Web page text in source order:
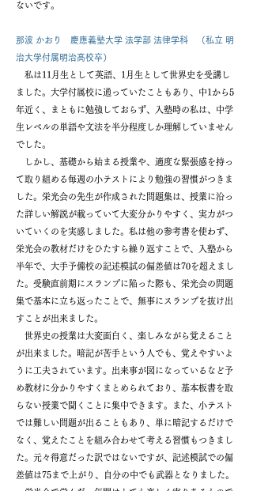
ないです。
那波 かおり 慶應義塾大学 法学部 法律学科 （私立 明
治大学付属明治高校卒）
私は11月生として英語、1月生として世界史を受講し
ました。大学付属校に通っていたこともあり、中1から5
年近く、まともに勉強しておらず、入塾時の私は、中学
生レベルの単語や文法を半分程度しか理解していません
でした。
しかし、基礎から始まる授業や、適度な緊張感を持っ
て取り組める毎週の小テストにより勉強の習慣がつきま
した。栄光会の先生が作成された問題集は、授業に沿っ
た詳しい解説が載っていて大変分かりやすく、実力がつ
いていくのを実感しました。私は他の参考書を使わず、
栄光会の教材だけをひたすら繰り返すことで、入塾から
半年で、大手予備校の記述模試の偏差値は70を超えまし
た。受験直前期にスランプに陥った際も、栄光会の問題
集で基本に立ち返ったことで、無事にスランプを抜け出
すことが出来ました。
世界史の授業は大変面白く、楽しみながら覚えること
が出来ました。暗記が苦手という人でも、覚えやすいよ
うに工夫されています。出来事が図になっているなど予
め教材に分かりやすくまとめられており、基本板書を取
らない授業で聞くことに集中できます。また、小テスト
では難しい問題が出ることもあり、単に暗記するだけで
なく、覚えたことを組み合わせて考える習慣もつきまし
た。元々得意だった訳ではないですが、記述模試での偏
差値は75まで上がり、自分の中でも武器となりました。